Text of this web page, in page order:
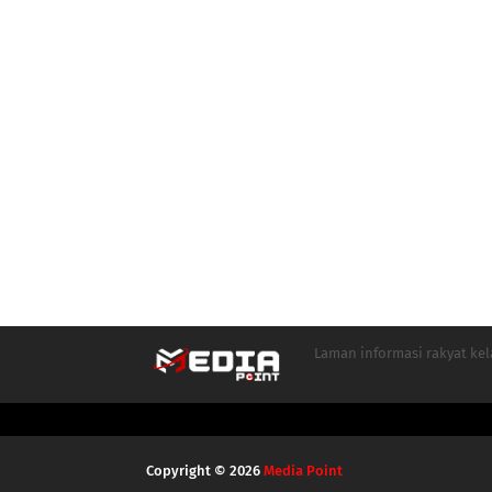
Laman informasi rakyat
Copyright © 2026 Media Point